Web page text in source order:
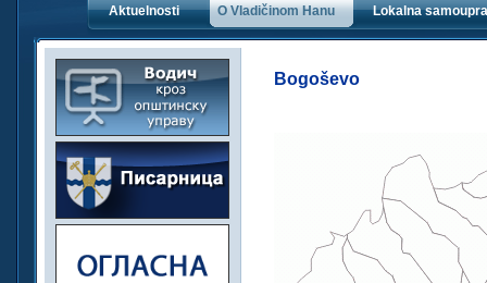
Aktuelnosti O Vladičinom Hanu Lokalna
Bogoševo